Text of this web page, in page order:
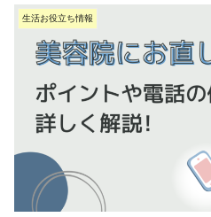
生活お役立ち情報